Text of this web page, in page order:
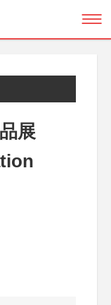
展